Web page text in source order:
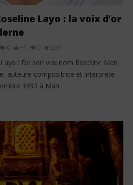
Layo : la voix d’or
0 +1 0 239
: De son vrai nom Roseline Man
auteure-compositrice et interprète
1993 à Man